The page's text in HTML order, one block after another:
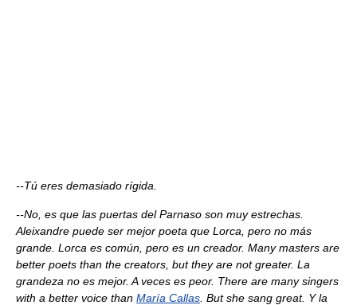
--Tú eres demasiado rígida.
--No, es que las puertas del Parnaso son muy estrechas.
Aleixandre puede ser mejor poeta que Lorca, pero no más
grande. Lorca es común, pero es un creador. Many masters are
better poets than the creators, but they are not greater. La
grandeza no es mejor. A veces es peor. There are many singers
with a better voice than María Callas . But she sang great. Y la